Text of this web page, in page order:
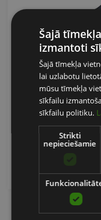
NYLON DIPPING
STRENGTH SHOP
29.54€
Šajā
izmantoti
Šajā tīmekļa
lai uzlabotu
mūsu tīmekļa
sīkfailu
sīkfailu politiku.
Strikti
nepieciešamie